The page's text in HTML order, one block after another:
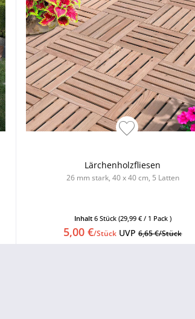
Lärchenholzfliesen
26 mm stark, 40 x 40 cm, 5 Latten
Inhalt 6 Stück (29,99 € / 1 Pack )
5,00 €/Stück UVP6,65 €/Stück